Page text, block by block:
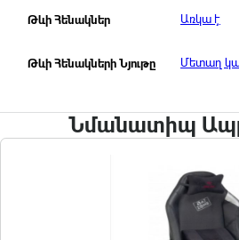
Թևի Հենակներ Առկա է
Թևի Հենակների Նյութը Մետաղ
Նմանատիպ